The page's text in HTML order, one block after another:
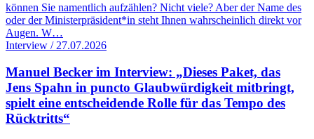
können Sie namentlich aufzählen? Nicht viele? Aber der Name des
oder der Ministerpräsident*in steht Ihnen wahrscheinlich direkt vor
Augen. W…
Interview / 27.07.2026
Manuel Becker im Interview: „Dieses Paket, das
Jens Spahn in puncto Glaubwürdigkeit mitbringt,
spielt eine entscheidende Rolle für das Tempo des
Rücktritts“